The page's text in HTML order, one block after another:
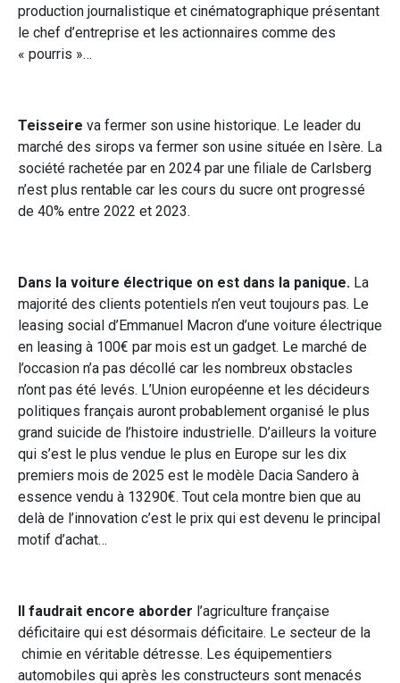
production journalistique et cinématographique présentant
le chef d’entreprise et les actionnaires comme des
« pourris »…
Teisseire va fermer son usine historique. Le leader du
marché des sirops va fermer son usine située en Isère. La
société rachetée par en 2024 par une filiale de Carlsberg
n’est plus rentable car les cours du sucre ont progressé
de 40% entre 2022 et 2023.
Dans la voiture électrique on est dans la panique. La
majorité des clients potentiels n’en veut toujours pas. Le
leasing social d’Emmanuel Macron d’une voiture électrique
en leasing à 100€ par mois est un gadget. Le marché de
l’occasion n’a pas décollé car les nombreux obstacles
n’ont pas été levés. L’Union européenne et les décideurs
politiques français auront probablement organisé le plus
grand suicide de l’histoire industrielle. D’ailleurs la voiture
qui s’est le plus vendue le plus en Europe sur les dix
premiers mois de 2025 est le modèle Dacia Sandero à
essence vendu à 13290€. Tout cela montre bien que au
delà de l’innovation c’est le prix qui est devenu le principal
motif d’achat…
Il faudrait encore aborder l’agriculture française
déficitaire qui est désormais déficitaire. Le secteur de la
chimie en véritable détresse. Les équipementiers
automobiles qui après les constructeurs sont menacés